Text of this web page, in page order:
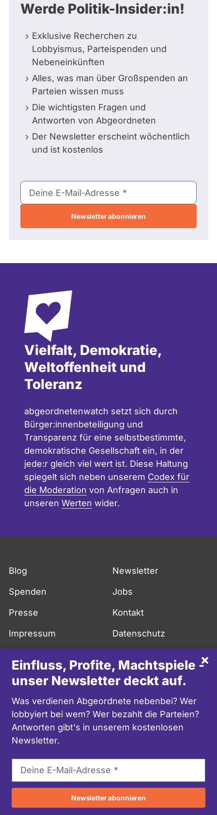
Einfluss, Profite, Machtspiele -
unser Newsletter deckt auf.
Was verdienen Abgeordnete nebenbei? Wer
lobbyiert bei wem? Wer bezahlt die Parteien?
Antworten gibt's in unserem kostenlosen
Newsletter.
E-
Mail-
Adresse
Deine E-Mail-Adresse
Werde Politik-Insider:in!
Exklusive Recherchen zu
Lobbyismus, Parteispenden und
Nebeneinkünften
Alles, was man über Großspenden an
Parteien wissen muss
Die wichtigsten Fragen und
Antworten von Abgeordneten
Der Newsletter erscheint wöchentlich
und ist kostenlos
E-
Mail-
Deine E-Mail-Adresse
Vielfalt, Demokratie,
Weltoffenheit und
Toleranz
abgeordnetenwatch setzt sich durch
Bürger:innenbeteiligung und
Transparenz für eine selbstbestimmte,
demokratische Gesellschaft ein, in der
jede:r gleich viel wert ist. Diese Haltung
spiegelt sich neben unserem Codex für
die Moderation von Anfragen auch in
unseren Werten wider.
Blog Newsletter
Spenden Jobs
Presse Kontakt
Impressum Datenschutz
More in English